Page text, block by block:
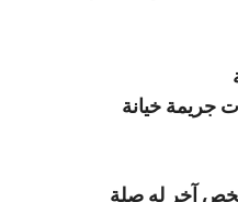
جريمة خيانة
آخر له صلة